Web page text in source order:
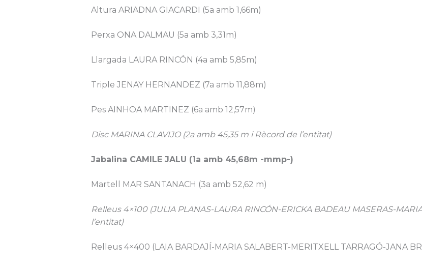
Altura ARIADNA GIACARDI (5a amb 1,66m)
Perxa ONA DALMAU (5a amb 3,31m)
Llargada LAURA RINCÓN (4a amb 5,85m)
Triple JENAY HERNANDEZ (7a amb 11,88m)
Pes AINHOA MARTINEZ (6a amb 12,57m)
Disc MARINA CLAVIJO (2a amb 45,35 m i Rècord de l’entitat)
Jabalina CAMILE JALU (1a amb 45,68m -mmp-)
Martell MAR SANTANACH (3a amb 52,62 m)
Relleus 4×100 (JULIA PLANAS-LAURA RINCÓN-ERICKA BADEAU MASERAS-
l’entitat)
Relleus 4×400 (LAIA BARDAJÍ-MARIA SALABERT-MERITXELL TARRAGÓ-JANA